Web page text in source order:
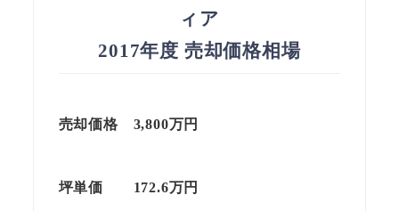
ィア
2017年度 売却価格相場
売却価格 3,800万円
坪単価 172.6万円